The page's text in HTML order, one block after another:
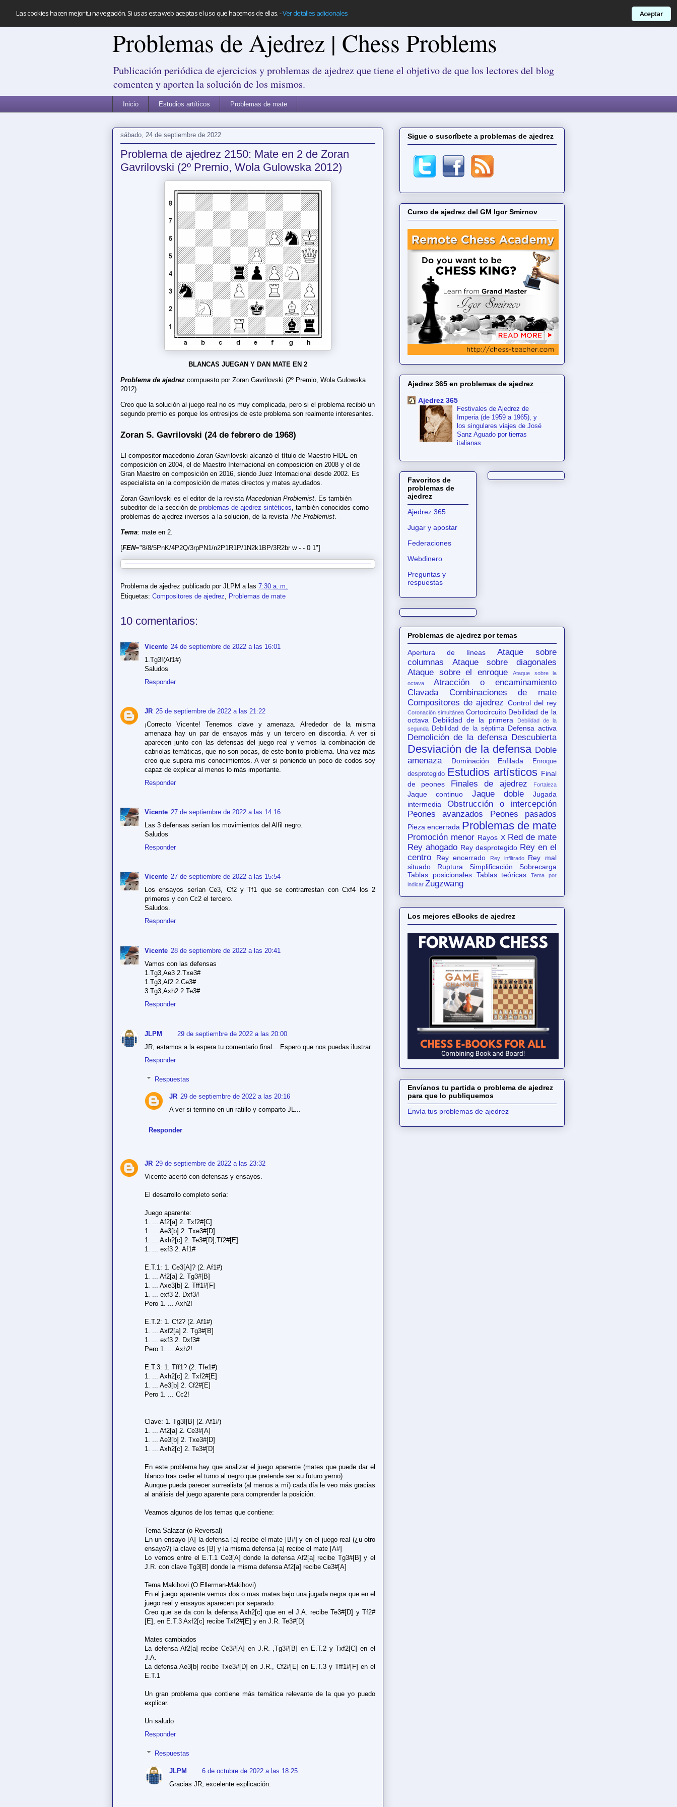
Las cookies hacen mejor tu navegación. Si usas esta web aceptas el uso que hacemos de ellas.-Ver detalles adicionales Aceptar
Problemas de Ajedrez | Chess Problems
Publicación periódica de ejercicios y problemas de ajedrez que tiene el objetivo de que los lectores del blog
comenten y aporten la solución de los mismos.
Inicio Estudios artíticos Problemas de mate
sábado, 24 de septiembre de 2022
Problema de ajedrez 2150: Mate en 2 de Zoran
Gavrilovski (2º Premio, Wola Gulowska 2012)
BLANCAS JUEGAN Y DAN MATE EN 2
Problema de ajedrez compuesto por Zoran Gavrilovski (2º Premio, Wola Gulowska
2012).
Creo que la solución al juego real no es muy complicada, pero si el problema recibió un
segundo premio es porque los entresijos de este problema son realmente interesantes.
Zoran S. Gavrilovski (24 de febrero de 1968)
El compositor macedonio Zoran Gavrilovski alcanzó el título de Maestro FIDE en
composición en 2004, el de Maestro Internacional en composición en 2008 y el de
Gran Maestro en composición en 2016, siendo Juez Internacional desde 2002. Es
especialista en la composición de mates directos y mates ayudados.
Zoran Gavrilovski es el editor de la revista Macedonian Problemist. Es también
subeditor de la sección de problemas de ajedrez sintéticos, también conocidos como
problemas de ajedrez inversos a la solución, de la revista The Problemist.
Tema: mate en 2.
[FEN="8/8/5PnK/4P2Q/3rpPN1/n2P1R1P/1N2k1BP/3R2br w - - 0 1"]
Problema de ajedrez publicado por JLPM a las 7:30 a. m.
Etiquetas: Compositores de ajedrez Problemas de mate
10 comentarios:
Vicente 24 de septiembre de 2022 a las 16:01
1.Tg3!(Af1#)
Saludos
Responder
JR 25 de septiembre de 2022 a las 21:22
¡Correcto Vicente! Tenemos clave y amenaza. Alrededor de la misma
amenaza hay un par de ensayos más y un tercero en discordia. A ver si
aparecen junto con las defensas del juego real y vemos la combinación de
cabriolas temáticas, que no son pocas, de este bonito problema. Una vez más
creo que supera mis conocimientos. A ver si poniendo un poco de codos soy
capaz de explicar al menos lo más importante.
Responder
Vicente 27 de septiembre de 2022 a las 14:16
Las 3 defensas serían los movimientos del Alfil negro.
Saludos
Responder
Vicente 27 de septiembre de 2022 a las 15:54
Los ensayos serían Ce3, Cf2 y Tf1 que se contrarrestan con Cxf4 los 2
primeros y con Cc2 el tercero.
Saludos.
Responder
Vicente 28 de septiembre de 2022 a las 20:41
Vamos con las defensas
1.Tg3,Ae3 2.Txe3#
1.Tg3,Af2 2.Ce3#
3.Tg3,Axh2 2.Te3#
Responder
JLPM
29 de septiembre de 2022 a las 20:00
JR, estamos a la espera tu comentario final... Espero que nos puedas ilustrar.
Responder
Respuestas
JR 29 de septiembre de 2022 a las 20:16
A ver si termino en un ratillo y comparto JL...
Responder
JR 29 de septiembre de 2022 a las 23:32
Vicente acertó con defensas y ensayos.
El desarrollo completo sería:
Juego aparente:
1. ... Af2[a] 2. Txf2#[C]
1. ... Ae3[b] 2. Txe3#[D]
1. ... Axh2[c] 2. Te3#[D],Tf2#[E]
1. ... exf3 2. Af1#
E.T.1: 1. Ce3[A]? (2. Af1#)
1. ... Af2[a] 2. Tg3#[B]
1. ... Axe3[b] 2. Tff1#[F]
1. ... exf3 2. Dxf3#
Pero 1. ... Axh2!
E.T.2: 1. Cf2? (2. Af1#)
1. ... Axf2[a] 2. Tg3#[B]
1. ... exf3 2. Dxf3#
Pero 1. ... Axh2!
E.T.3: 1. Tff1? (2. Tfe1#)
1. ... Axh2[c] 2. Txf2#[E]
1. ... Ae3[b] 2. Cf2#[E]
Pero 1. ... Cc2!
Clave: 1. Tg3![B] (2. Af1#)
1. ... Af2[a] 2. Ce3#[A]
1. ... Ae3[b] 2. Txe3#[D]
1. ... Axh2[c] 2. Te3#[D]
En este problema hay que analizar el juego aparente (mates que puede dar el
blanco tras ceder el turno al negro que pretende ser su futuro yerno).
Aunque pueda parecer surrealista (al menos a mí) cada día le veo más gracias
al análisis del juego aparente para comprender la posición.
Veamos algunos de los temas que contiene:
Tema Salazar (o Reversal)
En un ensayo [A] la defensa [a] recibe el mate [B#] y en el juego real (¿u otro
ensayo?) la clave es [B] y la misma defensa [a] recibe el mate [A#]
Lo vemos entre el E.T.1 Ce3[A] donde la defensa Af2[a] recibe Tg3#[B] y el
J.R. con clave Tg3[B] donde la misma defensa Af2[a] recibe Ce3#[A]
Tema Makihovi (O Ellerman-Makihovi)
En el juego aparente vemos dos o mas mates bajo una jugada negra que en el
juego real y ensayos aparecen por separado.
Creo que se da con la defensa Axh2[c] que en el J.A. recibe Te3#[D] y Tf2#
[E], en E.T.3 Axf2[c] recibe Txf2#[E] y en J.R. Te3#[D]
Mates cambiados
La defensa Af2[a] recibe Ce3#[A] en J.R. ,Tg3#[B] en E.T.2 y Txf2[C] en el
J.A.
La defensa Ae3[b] recibe Txe3#[D] en J.R., Cf2#[E] en E.T.3 y Tff1#[F] en el
E.T.1
Un gran problema que contiene más temática relevante de la que yo puedo
explicar.
Un saludo
Responder
Respuestas
JLPM
6 de octubre de 2022 a las 18:25
Gracias JR, excelente explicación.
Sigue o suscríbete a problemas de ajedrez
Curso de ajedrez del GM Igor Smirnov
Ajedrez 365 en problemas de ajedrez
Ajedrez 365
Festivales de Ajedrez de
Imperia (de 1959 a 1965), y
los singulares viajes de José
Sanz Aguado por tierras
italianas
Favoritos de
problemas de
ajedrez
Ajedrez 365
Jugar y apostar
Federaciones
Webdinero
Preguntas y
respuestas
Problemas de ajedrez por temas
Apertura de líneas
Ataque sobre
columnas
Ataque sobre diagonales
Ataque sobre el enroque
Ataque sobre la
octava
Atracción o encaminamiento
Clavada
Combinaciones de mate
Compositores de ajedrez Control del rey
Coronación simultánea Cortocircuito Debilidad de la
octava
Debilidad de la primera
Debilidad de la
segunda
Debilidad de la séptima Defensa activa
Demolición de la defensa Descubierta
Desviación de la defensa Doble
amenaza
Dominación Enfilada
Enroque
desprotegido Estudios artísticos Final
de peones
Finales de ajedrez Fortaleza
Jaque continuo Jaque doble
Jugada
intermedia
Obstrucción o intercepción
Peones avanzados
Peones pasados
Pieza encerrada Problemas de mate
Promoción menor Rayos X Red de mate
Rey ahogado Rey desprotegido Rey en el
centro
Rey encerrado Rey infiltrado
Rey mal
situado
Ruptura Simplificación
Sobrecarga
Tablas posicionales Tablas teóricas
Tema por
indicar Zugzwang
Los mejores eBooks de ajedrez
Envíanos tu partida o problema de ajedrez
para que lo publiquemos
Envía tus problemas de ajedrez